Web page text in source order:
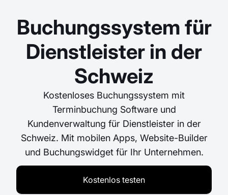
Buchungssystem für
Dienstleister in der
Schweiz
Kostenloses Buchungssystem mit
Terminbuchung Software und
Kundenverwaltung für Dienstleister in der
Schweiz. Mit mobilen Apps, Website-Builder
und Buchungswidget für Ihr Unternehmen.
Kostenlos testen